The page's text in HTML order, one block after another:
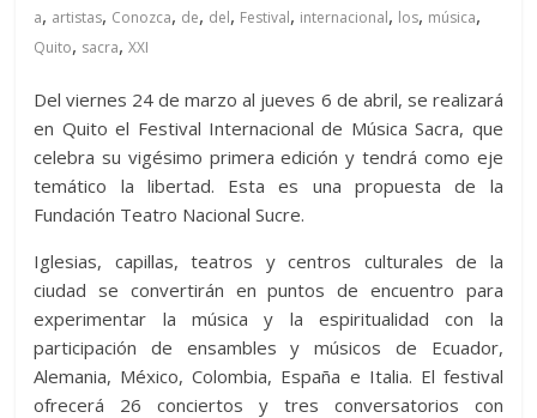
a, artistas, Conozca, de, del, Festival, internacional, los, música,
Quito, sacra,XXI
Del viernes 24 de marzo al jueves 6 de abril, se realizará
en Quito el Festival Internacional de Música Sacra, que
celebra su vigésimo primera edición y tendrá como eje
temático la libertad. Esta es una propuesta de la
Fundación Teatro Nacional Sucre.
Iglesias, capillas, teatros y centros culturales de la
ciudad se convertirán en puntos de encuentro para
experimentar la música y la espiritualidad con la
participación de ensambles y músicos de Ecuador,
Alemania, México, Colombia, España e Italia. El festival
ofrecerá 26 conciertos y tres conversatorios con